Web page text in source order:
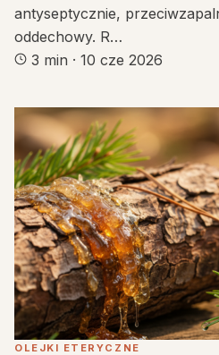
antyseptycznie,
oddechowy. R…
3 min · 10 cze 2026
OLEJKI ETERYCZNE